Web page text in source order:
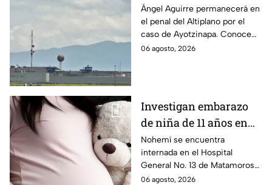
permanecerá Ángel
Aguirre por caso
Ayotzinapa
Ángel Aguirre permanecerá en
el penal del Altiplano por el
caso de Ayotzinapa. Conoce
dónde está, cómo es esta
06 agosto, 2026
Investigan embarazo
de niña de 11 años en
Matamoros,
Tamaulipas; ¿qué pasó
con Nohemí?
Nohemí se encuentra
internada en el Hospital
General No. 13 de Matamoros
tras complicaciones por un
06 agosto, 2026